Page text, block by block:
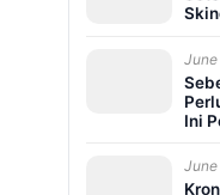
June
Ini
June